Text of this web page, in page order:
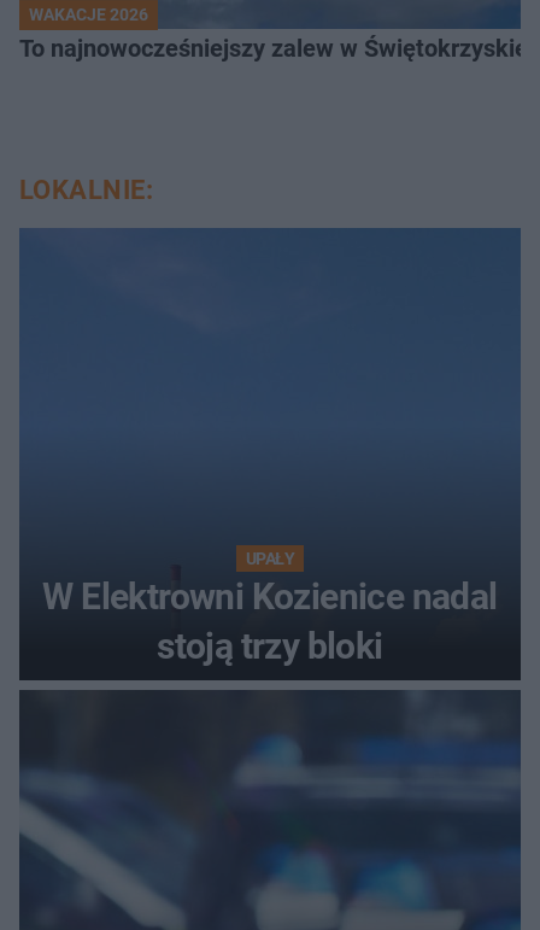
WAKACJE 2026
To najnowocześniejszy zalew w
LOKALNIE:
UPAŁY
W Elektrowni Kozienice nadal
stoją trzy bloki